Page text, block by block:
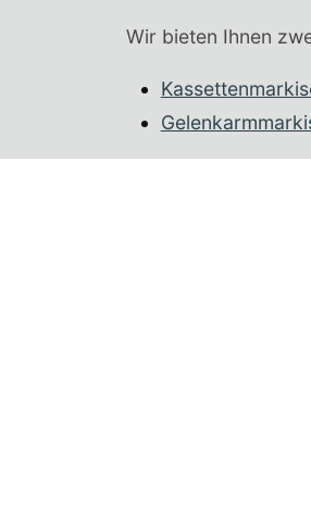
Wir bieten Ihnen